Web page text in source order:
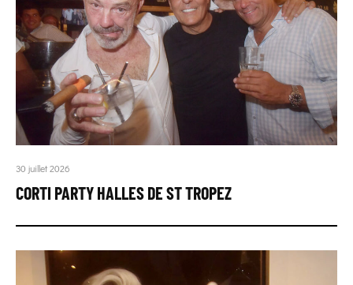
30 juillet 2026
CORTI PARTY HALLES DE ST TROPEZ